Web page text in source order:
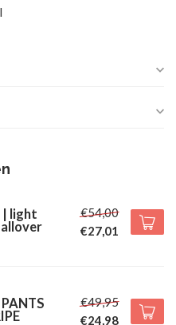
| light
€54,00
€27,01
€49,95
€24,98